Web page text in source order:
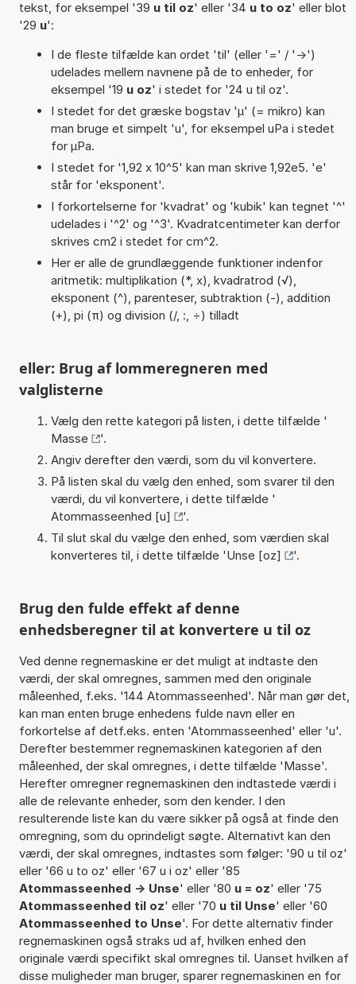
tekst, for eksempel '39 u til oz' eller '34 u to oz' eller blot
'29 u':
I de fleste tilfælde kan ordet 'til' (eller '=' / '->')
udelades mellem navnene på de to enheder, for
eksempel '19 u oz' i stedet for '24 u til oz'.
I stedet for det græske bogstav 'µ' (= mikro) kan
man bruge et simpelt 'u', for eksempel uPa i stedet
for µPa.
I stedet for '1,92 x 10^5' kan man skrive 1,92e5. 'e'
står for 'eksponent'.
I forkortelserne for 'kvadrat' og 'kubik' kan tegnet '^'
udelades i '^2' og '^3'. Kvadratcentimeter kan derfor
skrives cm2 i stedet for cm^2.
Her er alle de grundlæggende funktioner indenfor
aritmetik: multiplikation (*, x), kvadratrod (√),
eksponent (^), parenteser, subtraktion (-), addition
(+), pi (π) og division (/, :, ÷) tilladt
eller: Brug af lommeregneren med
valglisterne
Vælg den rette kategori på listen, i dette tilfælde '
Masse
'.
Angiv derefter den værdi, som du vil konvertere.
På listen skal du vælg den enhed, som svarer til den
værdi, du vil konvertere, i dette tilfælde '
Atommasseenhed [u]
'.
Til slut skal du vælge den enhed, som værdien skal
konverteres til, i dette tilfælde 'Unse [oz] '.
Brug den fulde effekt af denne
enhedsberegner til at konvertere u til oz
Ved denne regnemaskine er det muligt at indtaste den
værdi, der skal omregnes, sammen med den originale
måleenhed, f.eks. '144 Atommasseenhed'. Når man gør det,
kan man enten bruge enhedens fulde navn eller en
forkortelse af detf.eks. enten 'Atommasseenhed' eller 'u'.
Derefter bestemmer regnemaskinen kategorien af den
måleenhed, der skal omregnes, i dette tilfælde 'Masse'.
Herefter omregner regnemaskinen den indtastede værdi i
alle de relevante enheder, som den kender. I den
resulterende liste kan du være sikker på også at finde den
omregning, som du oprindeligt søgte. Alternativt kan den
værdi, der skal omregnes, indtastes som følger: '90 u til oz'
eller '66 u to oz' eller '67 u i oz' eller '85
Atommasseenhed -> Unse' eller '80 u = oz' eller '75
Atommasseenhed til oz' eller '70 u til Unse' eller '60
Atommasseenhed to Unse'. For dette alternativ finder
regnemaskinen også straks ud af, hvilken enhed den
originale værdi specifikt skal omregnes til. Uanset hvilken af
disse muligheder man bruger, sparer regnemaskinen en for